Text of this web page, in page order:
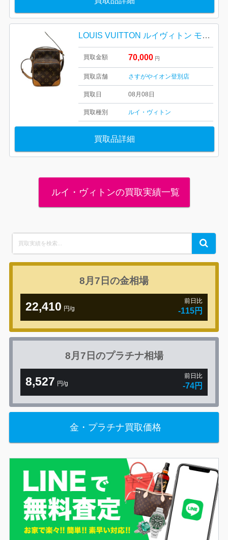
LOUIS VUITTON ルイヴィトン モノグラム アマゾン M14014
買取金額 70,000 円
買取店舗 さすがやイオン登別店
買取日 08月08日
買取種別 ルイ・ヴィトン
買取品詳細
ルイ・ヴィトンの買取実績一覧
Search
for:
Search
8月7日の金相場
22,410 円/g
前日比
-115円
8月7日のプラチナ相場
8,527 円/g
前日比
-74円
金・プラチナ買取価格